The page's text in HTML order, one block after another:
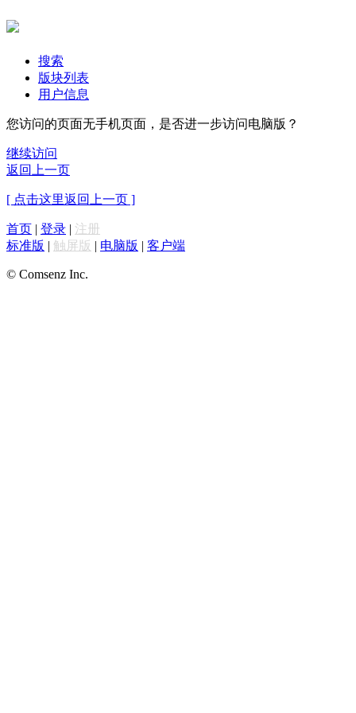
搜索
版块列表
用户信息
您访问的页面无手机页面，是否进一步访问电脑版？
继续访问
返回上一页
[ 点击这里返回上一页 ]
首页 | 登录 | 注册
标准版 | 触屏版 | 电脑版 | 客户端
© Comsenz Inc.